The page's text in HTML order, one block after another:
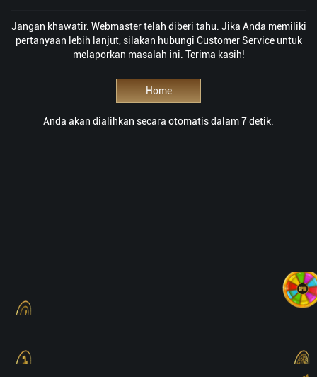
Jangan khawatir. Webmaster telah diberi tahu. Jika Anda memiliki
pertanyaan lebih lanjut, silakan hubungi Customer Service untuk
melaporkan masalah ini. Terima kasih!
Home
Anda akan dialihkan secara otomatis dalam 7 detik.